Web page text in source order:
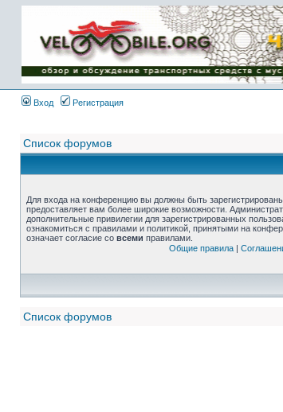
Вход Регистрация
Список форумов
Для входа на конференцию вы должны быть
предоставляет вам более широкие возможности.
дополнительные привилегии для зарегистрированных
ознакомиться с правилами и политикой, принятыми на
означает согласие со всеми правилами.
Общие правила|
Список форумов